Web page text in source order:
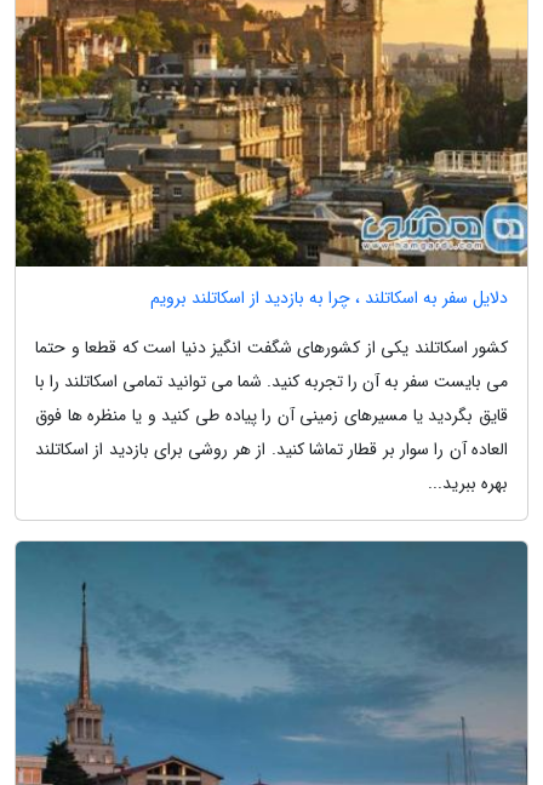
دلایل سفر به اسکاتلند ، چرا به بازدید از اسکاتلند برویم
کشور اسکاتلند یکی از کشورهای شگفت انگیز دنیا است که قطعا و حتما
می بایست سفر به آن را تجربه کنید. شما می توانید تمامی اسکاتلند را با
قایق بگردید یا مسیرهای زمینی آن را پیاده طی کنید و یا منظره ها فوق
العاده آن را سوار بر قطار تماشا کنید. از هر روشی برای بازدید از اسکاتلند
بهره ببرید...